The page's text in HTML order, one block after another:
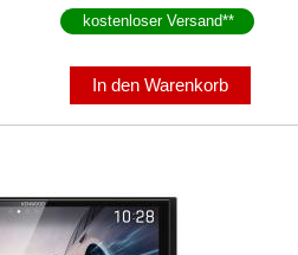
kostenloser Versand**
In den Warenkorb